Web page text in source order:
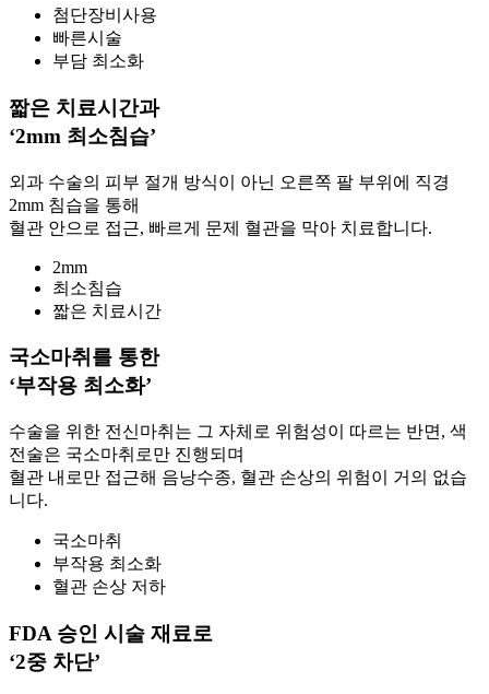
첨단장비사용
빠른시술
부담 최소화
짧은 치료시간과
‘2mm 최소침습’
외과 수술의 피부 절개 방식이 아닌 오른쪽 팔 부위에 직경
2mm 침습을 통해
혈관 안으로 접근, 빠르게 문제 혈관을 막아 치료합니다.
2mm
최소침습
짧은 치료시간
국소마취를 통한
‘부작용 최소화’
수술을 위한 전신마취는 그 자체로 위험성이 따르는 반면, 색
전술은 국소마취로만 진행되며
혈관 내로만 접근해 음낭수종, 혈관 손상의 위험이 거의 없습
니다.
국소마취
부작용 최소화
혈관 손상 저하
FDA 승인 시술 재료로
‘2중 차단’